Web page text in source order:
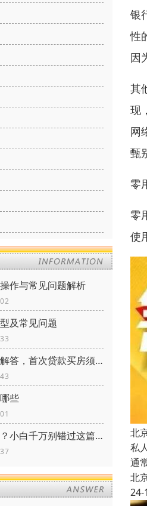
作与常见问题解析
及常见问题
普通人申请房贷常见问题解答，首次贷款买房须知常识
些
装修贷款常见问题有什么？小白千万别错过这篇文章
银
性
因
其
现
网
甄
零
零
使
北
私
通
北
24-